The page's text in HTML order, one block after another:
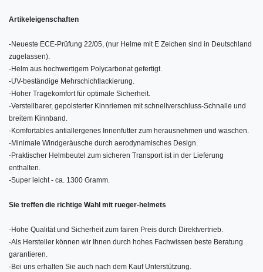
Artikeleigenschaften
-Neueste ECE-Prüfung 22/05, (nur Helme mit E Zeichen sind in Deutschland
zugelassen).
-Helm aus hochwertigem Polycarbonat gefertigt.
-UV-beständige Mehrschichtlackierung.
-Hoher Tragekomfort für optimale Sicherheit.
-Verstellbarer, gepolsterter Kinnriemen mit schnellverschluss-Schnalle und
breitem Kinnband.
-Komfortables antiallergenes Innenfutter zum herausnehmen und waschen.
-Minimale Windgeräusche durch aerodynamisches Design.
-Praktischer Helmbeutel zum sicheren Transport ist in der Lieferung
enthalten.
-Super leicht - ca. 1300 Gramm.
Sie treffen die richtige Wahl mit rueger-helmets
-Hohe Qualität und Sicherheit zum fairen Preis durch Direktvertrieb.
-Als Hersteller können wir Ihnen durch hohes Fachwissen beste Beratung
garantieren.
-Bei uns erhalten Sie auch nach dem Kauf Unterstützung.